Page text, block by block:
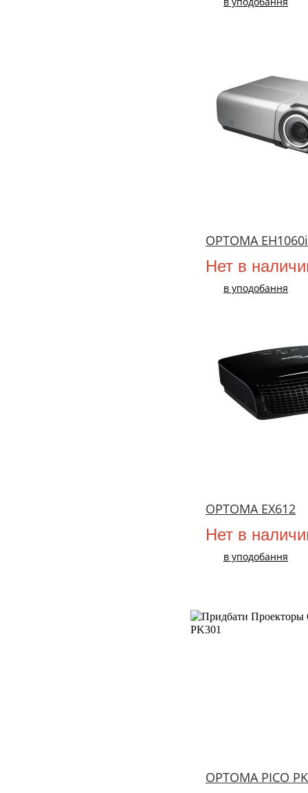
OPTOMA EH1060i
Нет в
в уподобання
OPTOMA EX612
Нет в
в уподобання
OPTOMA PICO